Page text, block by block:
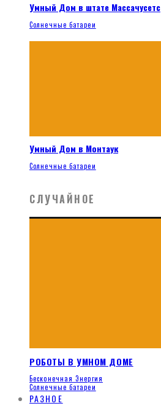
Умный Дом в штате Массачусетс
Солнечные батареи
Умный Дом в Монтаук
Солнечные батареи
СЛУЧАЙНОЕ
РОБОТЫ В УМНОМ ДОМЕ
Бесконечная Энергия
Солнечные батареи
РАЗНОЕ